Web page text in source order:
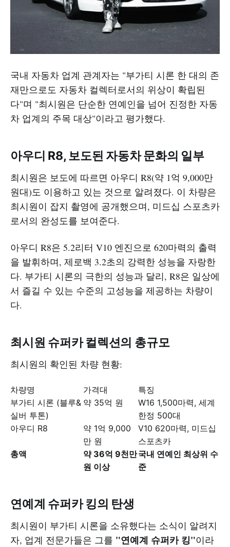
국내 자동차 업계 관계자는 "부가티 시론 한 대의 존
재만으로도 자동차 컬렉터로서의 위상이 확립된
다"며 "최시원은 단순한 연예인을 넘어 진정한 자동
차 업계의 주목 대상"이라고 평가했다.
아우디 R8, 보도된 자동차 문화의 일부
최시원은 보도에 따르면 아우디 R8(약 1억 9,000만
원대)도 이용하고 있는 것으로 알려졌다. 이 차량은
최시원이 잡지 촬영에 공개했으며, 미드십 스포츠카
로서의 완성도를 보여준다.
아우디 R8은 5.2리터 V10 엔진으로 620마력의 출력
을 발휘하며, 제로백 3.2초의 강력한 성능을 자랑한
다. 부가티 시론의 극한의 성능과 달리, R8은 일상에
서 즐길 수 있는 수준의 고성능을 제공하는 차량이
다.
최시원 슈퍼카 컬렉션의 총규모
최시원의 확인된 차량 현황:
차량명 가격대
특징
부가티 시론 (블루&
실버 투톤)
약 35억 원
W16 1,500마력, 세계
한정 500대
아우디 R8
약 1억 9,000
만 원
V10 620마력, 미드십
스포츠카
총액
약 36억 9천만
원 이상
국내 연예인 최상위 수
준
연예계 슈퍼카 킹의 탄생
최시원이 부가티 시론을 소유했다는 소식이 알려지
자, 업계 전문가들은 그를 "연예계 슈퍼카 킹"이라